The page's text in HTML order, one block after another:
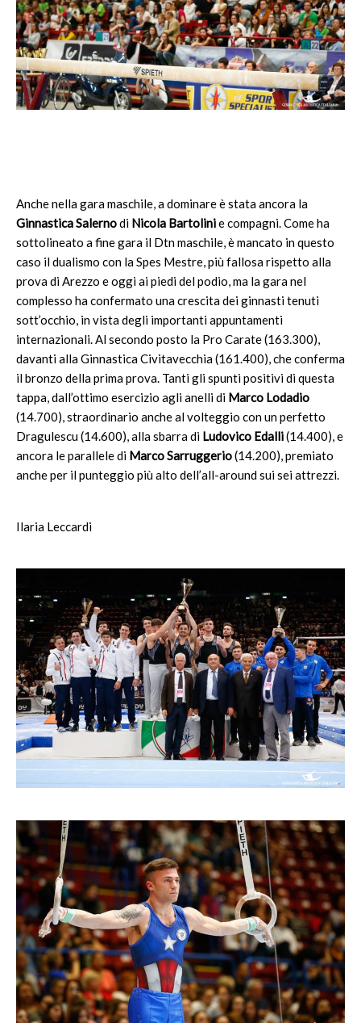
Anche nella gara maschile, a dominare è stata ancora la
Ginnastica Salernodi Nicola Bartolinie compagni. Come ha
sottolineato a fine gara il Dtn maschile, è mancato in questo
caso il dualismo con la Spes Mestre, più fallosa rispetto alla
prova di Arezzo e oggi ai piedi del podio, ma la gara nel
complesso ha confermato una crescita dei ginnasti tenuti
sott’occhio, in vista degli importanti appuntamenti
internazionali. Al secondo posto la Pro Carate (163.300),
davanti alla Ginnastica Civitavecchia (161.400), che conferma
il bronzo della prima prova. Tanti gli spunti positivi di questa
tappa, dall’ottimo esercizio agli anelli di Marco Lodadio
(14.700), straordinario anche al volteggio con un perfetto
Dragulescu (14.600), alla sbarra di Ludovico Edalli(14.400), e
ancora le parallele di Marco Sarruggerio(14.200), premiato
anche per il punteggio più alto dell’all-around sui sei attrezzi.
Ilaria Leccardi